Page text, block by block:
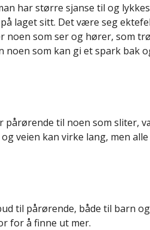
har større sjanse til og
laget sitt. Det være seg
noen som ser og hører, som
noen som kan gi et spark bak
pårørende til noen som
veien kan virke lang, men
til pårørende, både til barn
for å finne ut mer.